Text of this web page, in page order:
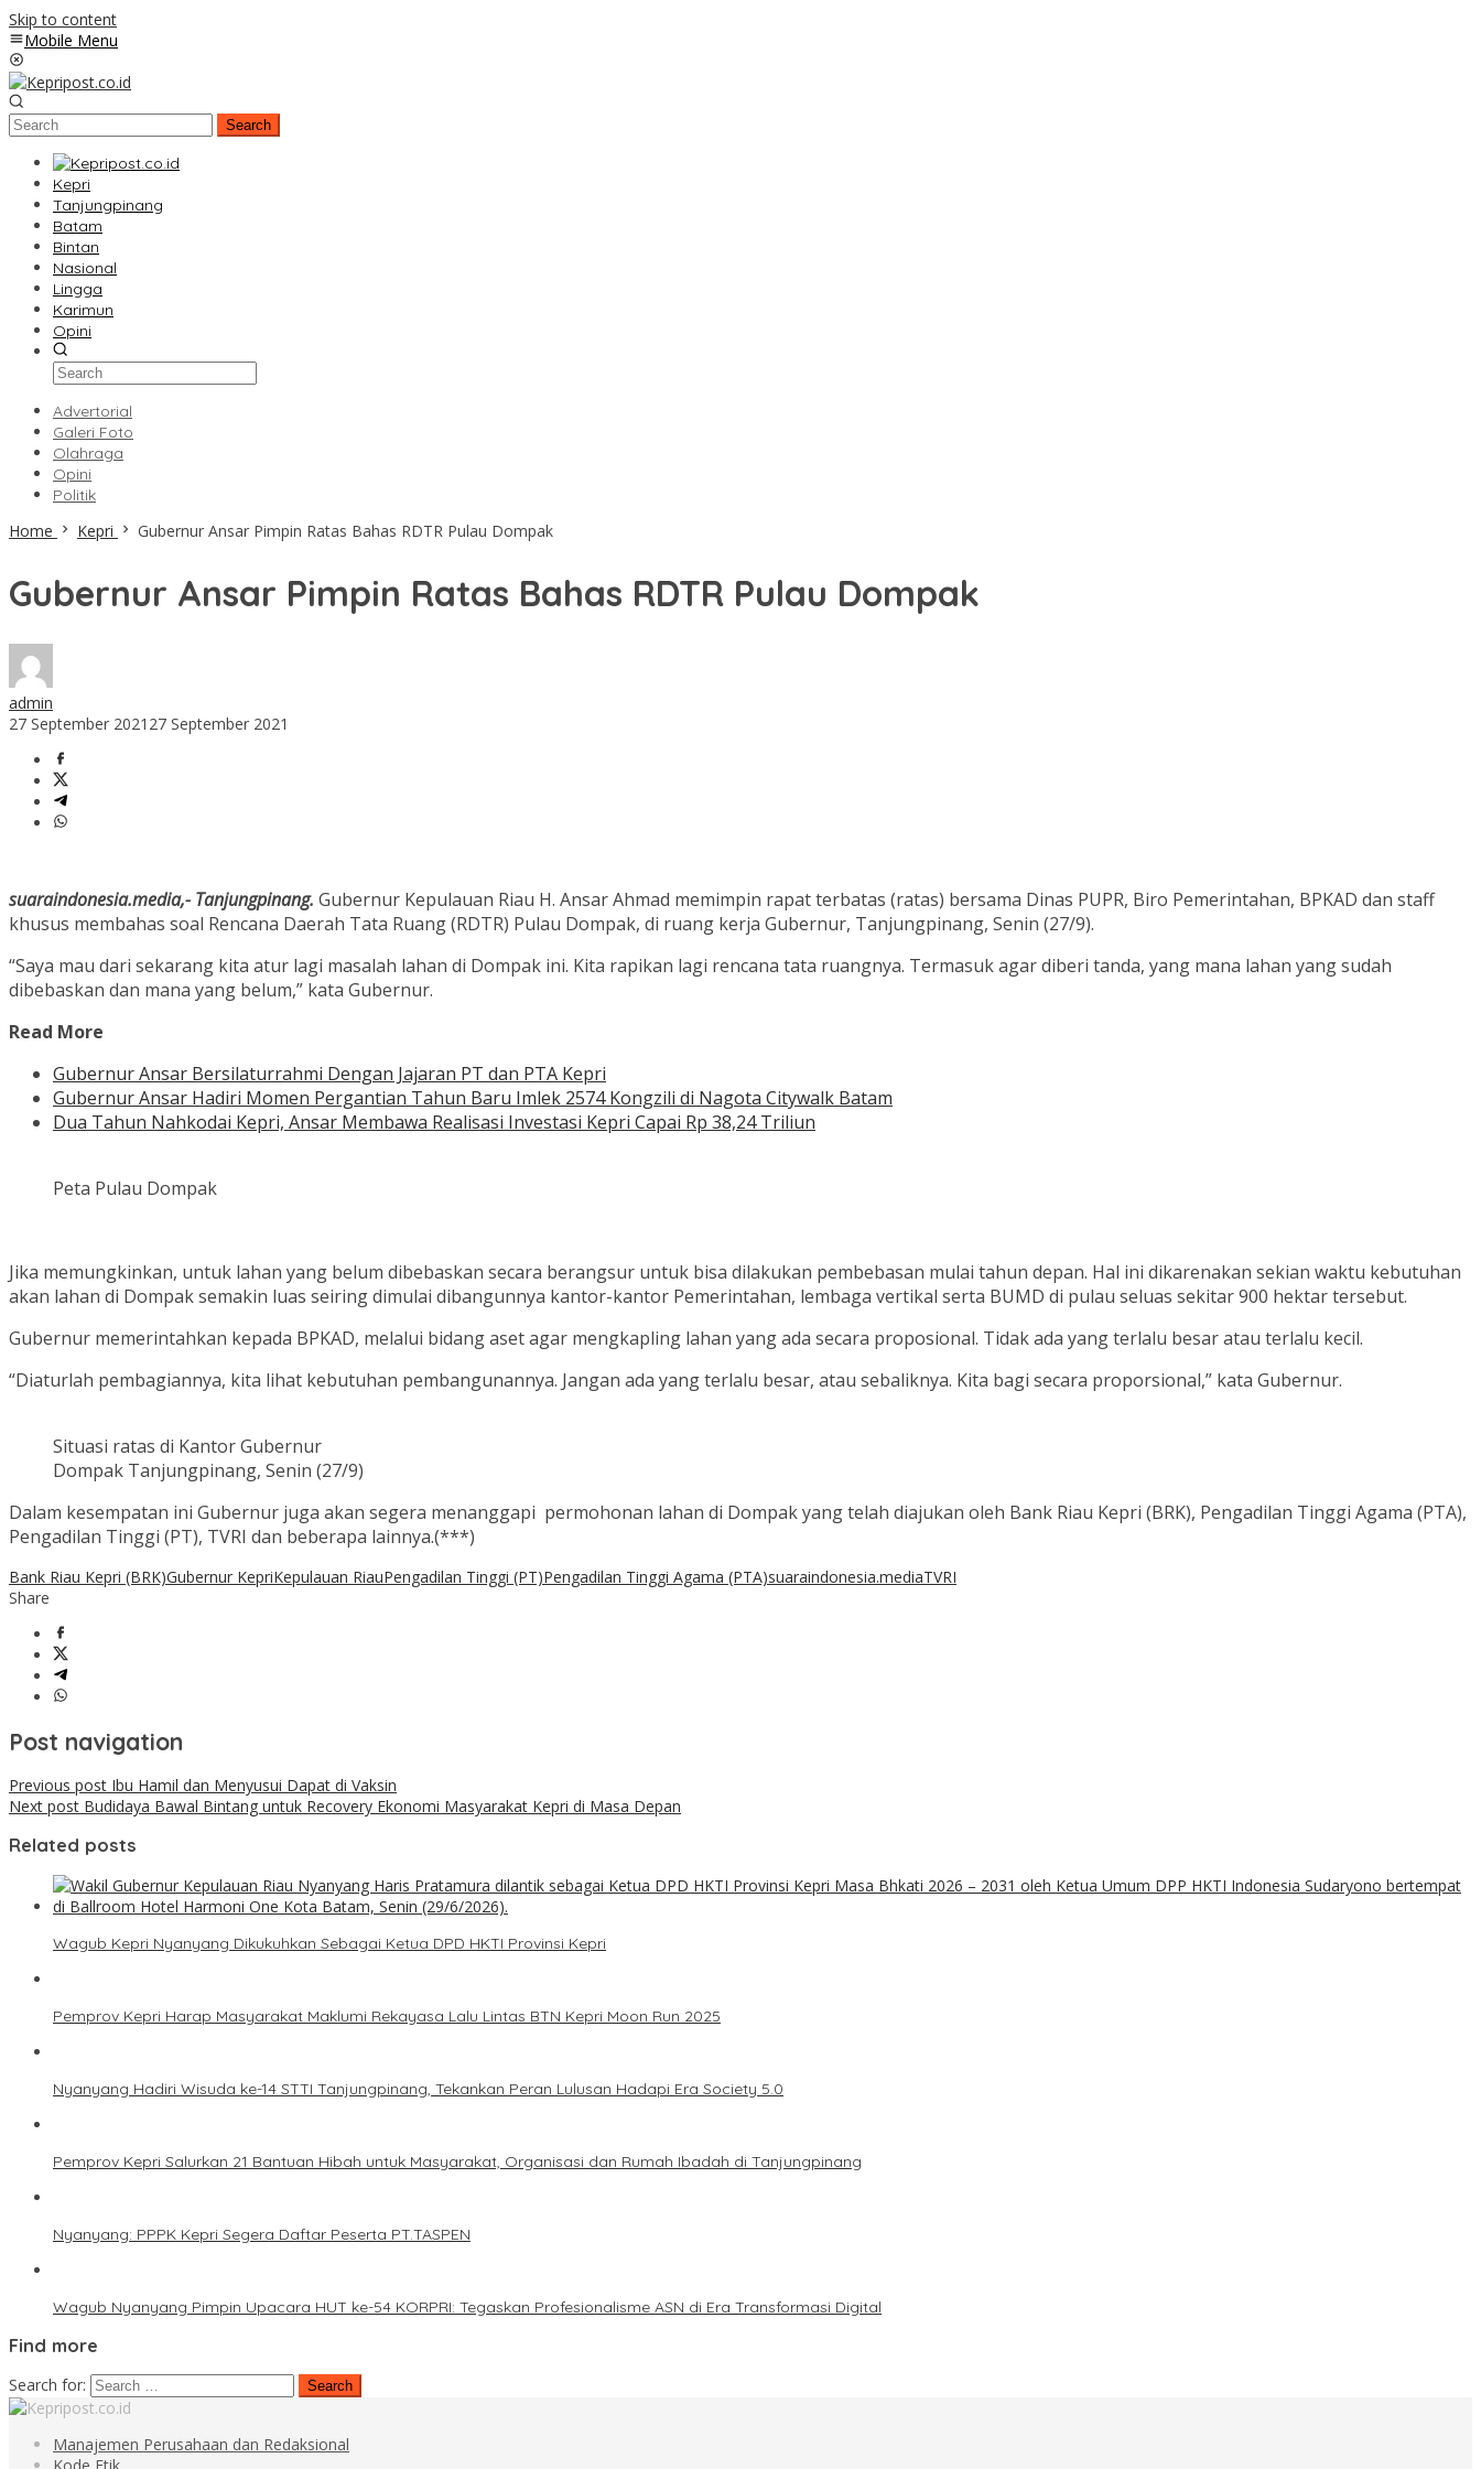
Skip to content
Mobile Menu
Search
Kepri
Tanjungpinang
Batam
Bintan
Nasional
Lingga
Karimun
Opini
Advertorial
Galeri Foto
Olahraga
Opini
Politik
Home Kepri Gubernur Ansar Pimpin Ratas Bahas RDTR Pulau Dompak
Gubernur Ansar Pimpin Ratas Bahas RDTR Pulau Dompak
admin
27 September 2021 27 September 2021
suaraindonesia.media,- Tanjungpinang. Gubernur Kepulauan Riau H. Ansar Ahmad memimpin rapat terbatas (ratas) bersama Dinas PUPR, Biro Pemerintahan, BPKAD dan staff
khusus membahas soal Rencana Daerah Tata Ruang (RDTR) Pulau Dompak, di ruang kerja Gubernur, Tanjungpinang, Senin (27/9).
“Saya mau dari sekarang kita atur lagi masalah lahan di Dompak ini. Kita rapikan lagi rencana tata ruangnya. Termasuk agar diberi tanda, yang mana lahan yang sudah
dibebaskan dan mana yang belum,” kata Gubernur.
Read More
Gubernur Ansar Bersilaturrahmi Dengan Jajaran PT dan PTA Kepri
Gubernur Ansar Hadiri Momen Pergantian Tahun Baru Imlek 2574 Kongzili di Nagota Citywalk Batam
Dua Tahun Nahkodai Kepri, Ansar Membawa Realisasi Investasi Kepri Capai Rp 38,24 Triliun
Peta Pulau Dompak
Jika memungkinkan, untuk lahan yang belum dibebaskan secara berangsur untuk bisa dilakukan pembebasan mulai tahun depan. Hal ini dikarenakan sekian waktu kebutuhan
akan lahan di Dompak semakin luas seiring dimulai dibangunnya kantor-kantor Pemerintahan, lembaga vertikal serta BUMD di pulau seluas sekitar 900 hektar tersebut.
Gubernur memerintahkan kepada BPKAD, melalui bidang aset agar mengkapling lahan yang ada secara proposional. Tidak ada yang terlalu besar atau terlalu kecil.
“Diaturlah pembagiannya, kita lihat kebutuhan pembangunannya. Jangan ada yang terlalu besar, atau sebaliknya. Kita bagi secara proporsional,” kata Gubernur.
Situasi ratas di Kantor Gubernur
Dompak Tanjungpinang, Senin (27/9)
Dalam kesempatan ini Gubernur juga akan segera menanggapi permohonan lahan di Dompak yang telah diajukan oleh Bank Riau Kepri (BRK), Pengadilan Tinggi Agama (PTA),
Pengadilan Tinggi (PT), TVRI dan beberapa lainnya.(***)
Bank Riau Kepri (BRK)Gubernur KepriKepulauan RiauPengadilan Tinggi (PT)Pengadilan Tinggi Agama (PTA)suaraindonesia.mediaTVRI
Share
Post navigation
Previous post Ibu Hamil dan Menyusui Dapat di Vaksin
Next post Budidaya Bawal Bintang untuk Recovery Ekonomi Masyarakat Kepri di Masa Depan
Related posts
Wagub Kepri Nyanyang Dikukuhkan Sebagai Ketua DPD HKTI Provinsi Kepri
Pemprov Kepri Harap Masyarakat Maklumi Rekayasa Lalu Lintas BTN Kepri Moon Run 2025
Nyanyang Hadiri Wisuda ke-14 STTI Tanjungpinang, Tekankan Peran Lulusan Hadapi Era Society 5.0
Pemprov Kepri Salurkan 21 Bantuan Hibah untuk Masyarakat, Organisasi dan Rumah Ibadah di Tanjungpinang
Nyanyang: PPPK Kepri Segera Daftar Peserta PT.TASPEN
Wagub Nyanyang Pimpin Upacara HUT ke-54 KORPRI: Tegaskan Profesionalisme ASN di Era Transformasi Digital
Find more
Search for:
Manajemen Perusahaan dan Redaksional